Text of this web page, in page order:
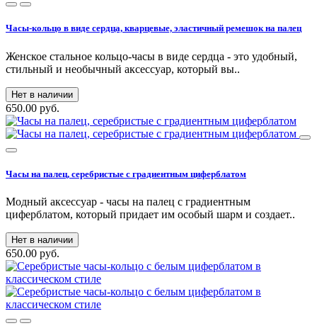
Часы-кольцо в виде сердца, кварцевые, эластичный ремешок на палец
Женское стальное кольцо-часы в виде сердца - это удобный,
стильный и необычный аксессуар, который вы..
Нет в наличии
650.00 руб.
Часы на палец, серебристые с градиентным циферблатом
Модный аксессуар - часы на палец с градиентным
циферблатом, который придает им особый шарм и создает..
Нет в наличии
650.00 руб.